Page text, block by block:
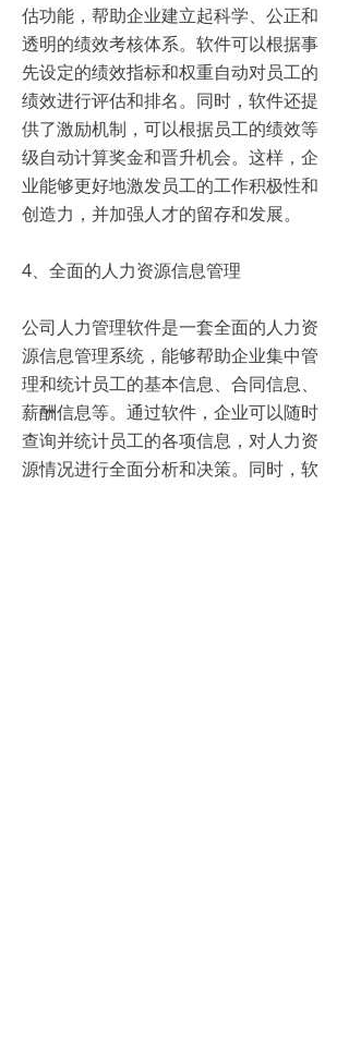
估功能，帮助企业建立起科学、公正和
透明的绩效考核体系。软件可以根据事
先设定的绩效指标和权重自动对员工的
绩效进行评估和排名。同时，软件还提
供了激励机制，可以根据员工的绩效等
级自动计算奖金和晋升机会。这样，企
业能够更好地激发员工的工作积极性和
创造力，并加强人才的留存和发展。
4、全面的人力资源信息管理
公司人力管理软件是一套全面的人力资
源信息管理系统，能够帮助企业集中管
理和统计员工的基本信息、合同信息、
薪酬信息等。通过软件，企业可以随时
查询并统计员工的各项信息，对人力资
源情况进行全面分析和决策。同时，软